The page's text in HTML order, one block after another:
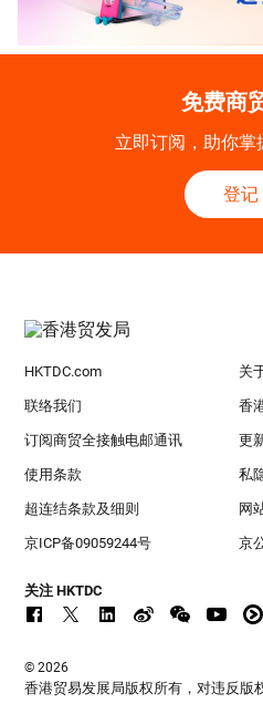
免费商
立即订阅，助你
登记
HKTDC.com 关
联络我们 香
订阅商贸全接触电邮通讯 更
使用条款 私
超连结条款及细则 网
京ICP备09059244号 京
关注 HKTDC
© 2026
香港贸易发展局版权所有，对违反版